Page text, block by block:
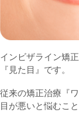
インビザライン矯
『見た目』です。
従来の矯正治療『
目が悪いと悩むこ